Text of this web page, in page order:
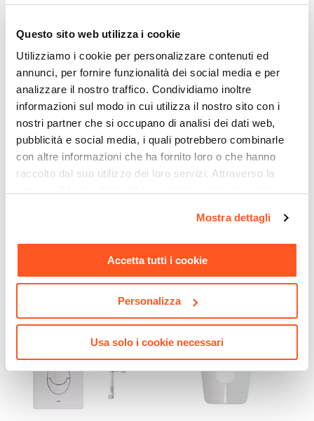
Questo sito web utilizza i cookie
Utilizziamo i cookie per personalizzare contenuti ed
annunci, per fornire funzionalità dei social media e per
analizzare il nostro traffico. Condividiamo inoltre
informazioni sul modo in cui utilizza il nostro sito con i
nostri partner che si occupano di analisi dei dati web,
pubblicità e social media, i quali potrebbero combinarle
con altre informazioni che ha fornito loro o che hanno
raccolto dal suo utilizzo dei loro servizi. Attraverso la
momento. Per maggiori informazioni si invita a leggere la
Mostra dettagli
Accetta tutti i cookie
Personalizza
Usa solo i cookie necessari
Tipo Di Scarico
A pavimento
Scarico Traslato
No
Copri WC
Incluso
Caratteristiche
Con lavabo con colonna
Colore WC
Finitura WC
Brida
Altezza WC
41 cm
Larghezza WC
38 cm
CODICE:38863T
Cassetta da incasso Grohe
CODICE:38863000
Cassetta di sciacquo per wc
80 mm GROHE con
montaggio a incasso a
€ 102,00